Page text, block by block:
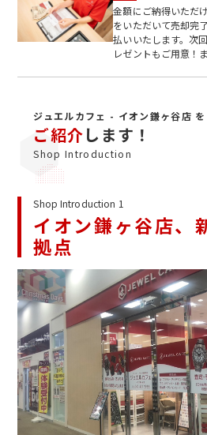
金額にご納得いただ
をいただいて売却完
払いいたします。次
レゼントもご用意！
ジュエルカフェ - イオン鎌ヶ谷店 を
ご紹介します！
Shop Introduction
Shop Introduction 1
イオン鎌ヶ谷店、
拠点